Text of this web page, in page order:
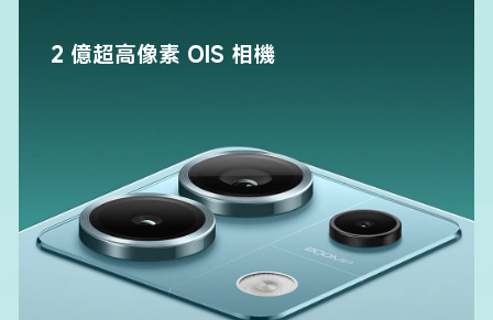
2 億超高像素 OIS 相機